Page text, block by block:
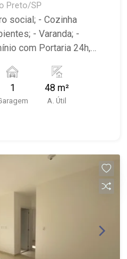
Preto/SP
- Cozinha
com Portaria 24h,
Bola na Grama
Gricki e
1 48 m²
A. Útil